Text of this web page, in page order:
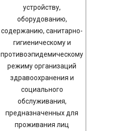
устройству,
оборудованию,
содержанию, санитарно-
гигиеническому и
противоэпидемическому
режиму организаций
здравоохранения и
социального
обслуживания,
предназначенных для
проживания лиц